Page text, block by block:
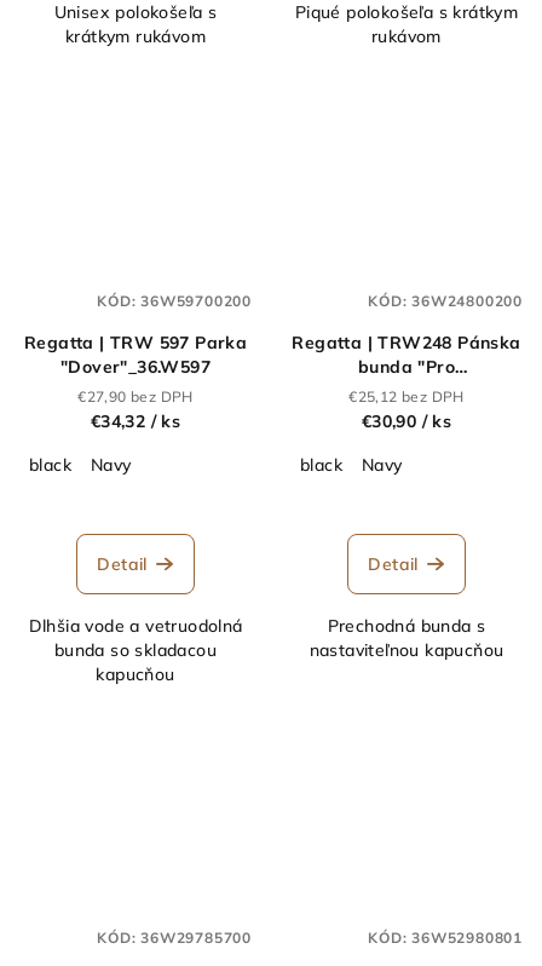
Unisex polokošeľa s
krátkym rukávom
Piqué polokošeľa s krátkym
rukávom
Regatta | TRW 597 Parka
"Dover"_36.W597
€27,90 bez DPH
€34,32 / ks
black
Navy
Detail
Dlhšia vode a vetruodolná
bunda so skladacou
kapucňou
KÓD:36W59700200
Regatta | TRW248 Pánska
bunda "Pro
Packaway"_36.W248
€25,12 bez DPH
€30,90 / ks
black
Navy
Detail
Prechodná bunda s
nastaviteľnou kapucňou
KÓD:36W24800200
KÓD:36W29785700 KÓD:36W52980801